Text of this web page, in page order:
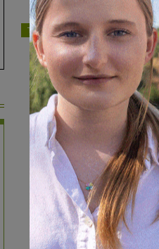
TAGS calcio
Share